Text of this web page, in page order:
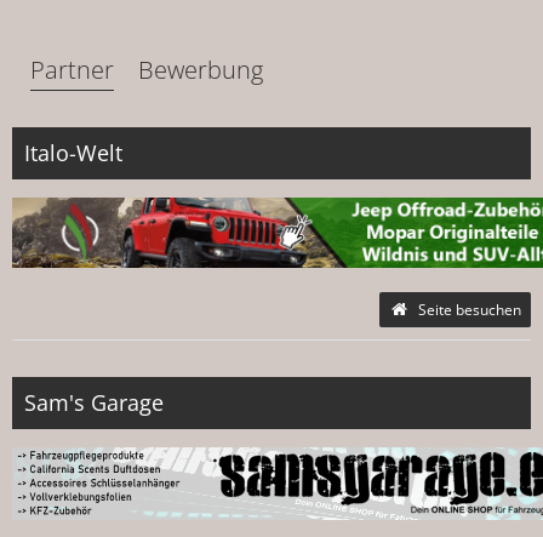
Partner Bewerbung
Italo-Welt
Seite besuchen
Sam's Garage